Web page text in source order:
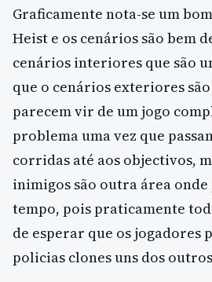
Graficamente nota-se um
Heist e os cenários são bem
cenários interiores que são
que o cenários exteriores
parecem vir de um jogo
problema uma vez que
corridas até aos objectivos,
inimigos são outra área
tempo, pois praticamente
de esperar que os jogadores
policias clones uns dos